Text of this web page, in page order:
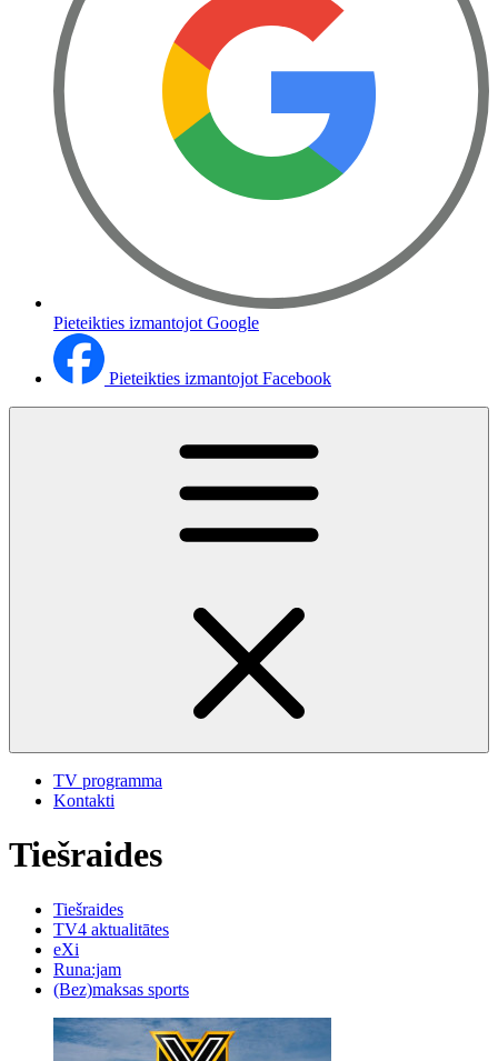
Pieteikties izmantojot Google
Pieteikties izmantojot Facebook
TV programma
Kontakti
Tiešraides
Tiešraides
TV4 aktualitātes
eXi
Runa:jam
(Bez)maksas sports